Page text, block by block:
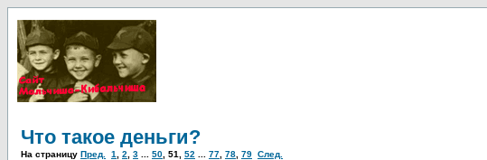
Что такое деньги?
На страницу Пред. 1 2 3 50 51 52 77 78 79 След.